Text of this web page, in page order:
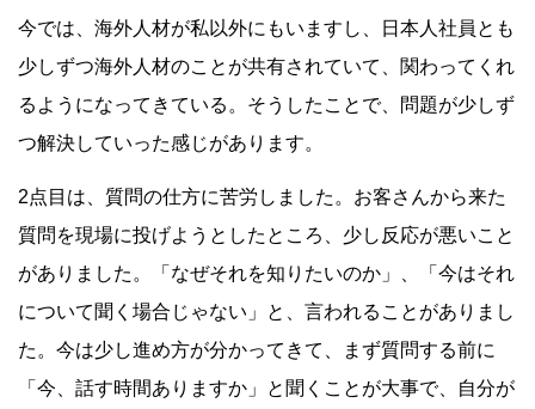
今では、海外人材が私以外にもいますし、日本人社員とも
少しずつ海外人材のことが共有されていて、関わってくれ
るようになってきている。そうしたことで、問題が少しず
つ解決していった感じがあります。
2点目は、質問の仕方に苦労しました。お客さんから来た
質問を現場に投げようとしたところ、少し反応が悪いこと
がありました。「なぜそれを知りたいのか」、「今はそれ
について聞く場合じゃない」と、言われることがありまし
た。今は少し進め方が分かってきて、まず質問する前に
「今、話す時間ありますか」と聞くことが大事で、自分が